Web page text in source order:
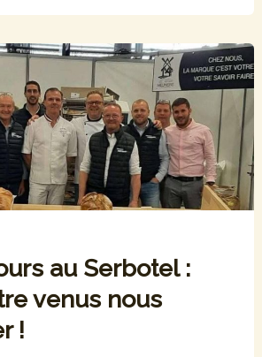
au Serbotel :
venus nous
!